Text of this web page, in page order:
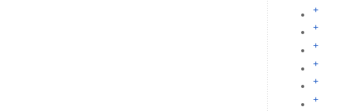
+
+
+
+
+
+